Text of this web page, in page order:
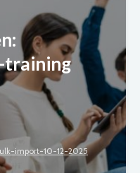
training
import-10-12-2025